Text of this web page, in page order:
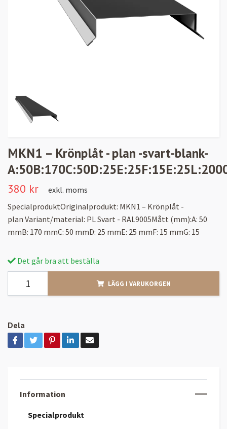
MKN1 – Krönplåt - plan -svart-blank-
380 kr
exkl. moms
SpecialproduktOriginalprodukt: MKN1 – Krönplåt -
plan Variant/material: PL Svart - RAL9005Mått (mm):A: 50
mmB: 170 mmC: 50 mmD: 25 mmE: 25 mmF: 15 mmG: 15
Det går bra att beställa
LÄGG I VARUKORGEN
Dela
Information
Specialprodukt